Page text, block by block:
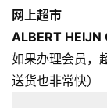
网上超市
ALBERT HEIJN
如果办理会员，
送货也非常快）